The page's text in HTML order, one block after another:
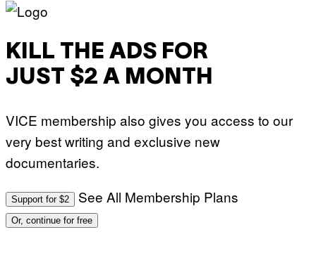
KILL THE ADS FOR
JUST $2 A MONTH
VICE membership also gives you access to our
very best writing and exclusive new
documentaries.
Support for $2 See All Membership Plans
Or, continue for free